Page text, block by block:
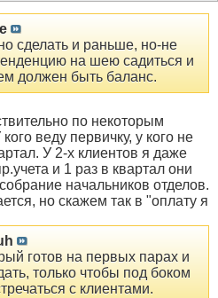
сделать и раньше, но-не
на шею садиться и
должен быть баланс.
по некоторым
веду первичку, у кого не
У 2-х клиентов я даже
и 1 раз в квартал они
начальников отделов.
но скажем так в "оплату я
готов на первых парах и
только чтобы под боком
с клиентами.